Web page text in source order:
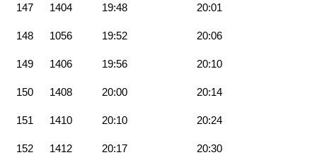
147 1404 19:48 20:01
148 1056 19:52 20:06
149 1406 19:56 20:10
150 1408 20:00 20:14
151 1410 20:10 20:24
152 1412 20:17 20:30